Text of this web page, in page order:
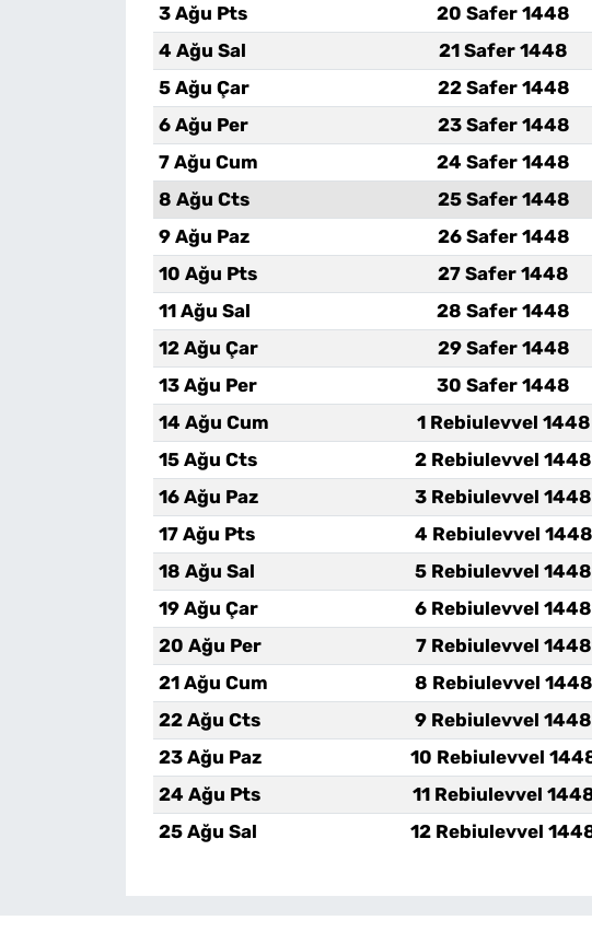
3 Ağu Pts
20 Safer 1448
4 Ağu Sal
21 Safer 1448
5 Ağu Çar
22 Safer 1448
6 Ağu Per
23 Safer 1448
7 Ağu Cum
24 Safer 1448
8 Ağu Cts
25 Safer 1448
9 Ağu Paz
26 Safer 1448
10 Ağu Pts
27 Safer 1448
11 Ağu Sal
28 Safer 1448
12 Ağu Çar
29 Safer 1448
13 Ağu Per
30 Safer 1448
14 Ağu Cum
1 Rebiulevvel 1448
15 Ağu Cts
2 Rebiulevvel 1448
16 Ağu Paz
3 Rebiulevvel 1448
17 Ağu Pts
4 Rebiulevvel 1448
18 Ağu Sal
5 Rebiulevvel 1448
19 Ağu Çar
6 Rebiulevvel 1448
20 Ağu Per
7 Rebiulevvel 1448
21 Ağu Cum
8 Rebiulevvel 1448
22 Ağu Cts
9 Rebiulevvel 1448
23 Ağu Paz
10 Rebiulevvel
24 Ağu Pts
11 Rebiulevvel
25 Ağu Sal
12 Rebiulevvel